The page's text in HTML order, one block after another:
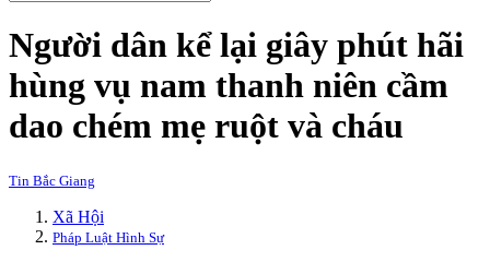
Người dân kể lại giây phút hãi
hùng vụ nam thanh niên cầm
dao chém mẹ ruột và cháu
Tin Bắc Giang
Xã Hội
Pháp Luật Hình Sự